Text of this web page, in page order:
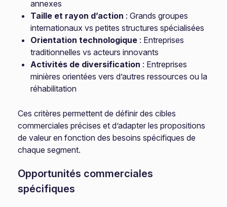
annexes
Taille et rayon d’action : Grands groupes
internationaux vs petites structures spécialisées
Orientation technologique : Entreprises
traditionnelles vs acteurs innovants
Activités de diversification : Entreprises
minières orientées vers d’autres ressources ou la
réhabilitation
Ces critères permettent de définir des cibles
commerciales précises et d’adapter les propositions
de valeur en fonction des besoins spécifiques de
chaque segment.
Opportunités commerciales
spécifiques